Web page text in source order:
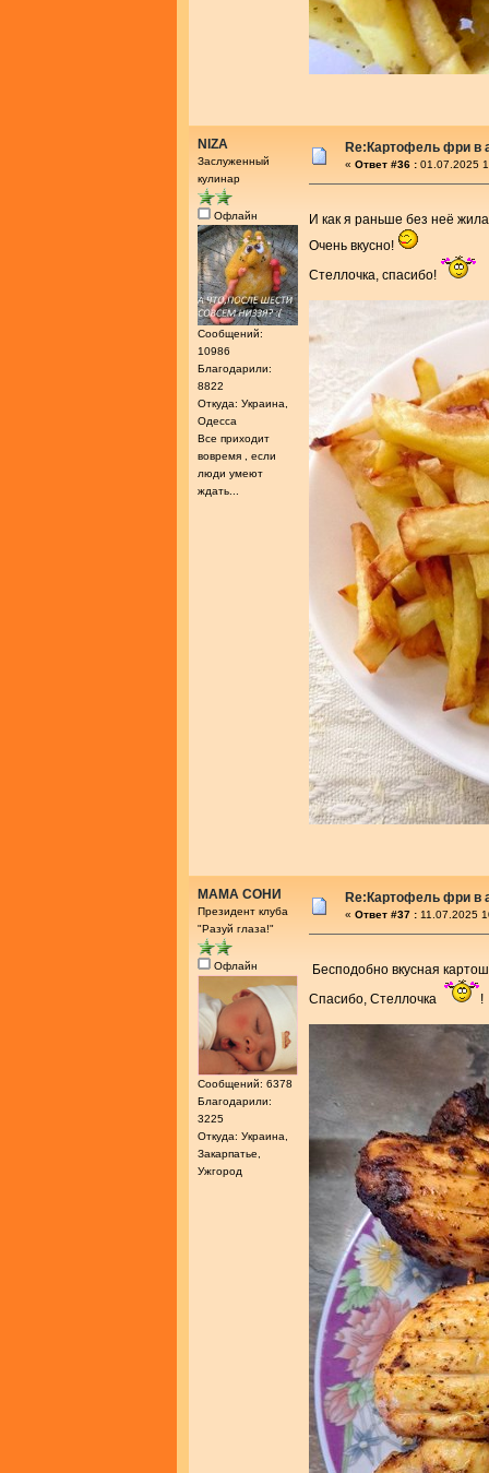
NIZA
Заслуженный
кулинар
Офлайн
Сообщений:
10986
Благодарили:
8822
Откуда: Украина,
Одесса
Все приходит
вовремя , если
люди умеют
ждать...
Re:Картофель фри в
« Ответ #36 : 01.07.2025
И как я раньше без неё
Очень вкусно!
Стеллочка, спасибо!
МАМА СОНИ
Президент клуба
"Разуй глаза!"
Офлайн
Сообщений: 6378
Благодарили:
3225
Откуда: Украина,
Закарпатье,
Ужгород
Re:Картофель фри в
« Ответ #37 : 11.07.2025
Бесподобно вкусная
Спасибо, Стеллочка
!